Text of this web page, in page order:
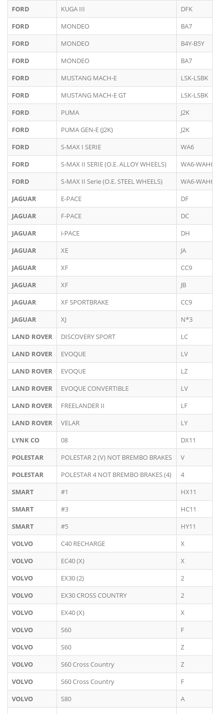
FORD
KUGA III
DFK
FORD
MONDEO
BA7
FORD
MONDEO
B4Y-B5Y
FORD
MONDEO
BA7
FORD
MUSTANG MACH-E
LSK-LSBK
FORD
MUSTANG MACH-E GT
LSK-LSBK
FORD
PUMA
J2K
FORD
PUMA GEN-E (J2K)
J2K
FORD
S-MAX I SERIE
WA6
FORD
S-MAX II SERIE (O.E. ALLOY WHEELS)
WA6-WAH6
FORD
S-MAX II Serie (O.E. STEEL WHEELS)
WA6-WAH6
JAGUAR
E-PACE
DF
JAGUAR
F-PACE
DC
JAGUAR
i-PACE
DH
JAGUAR
XE
JA
JAGUAR
XF
CC9
JAGUAR
XF
JB
JAGUAR
XF SPORTBRAKE
CC9
JAGUAR
XJ
N*3
LAND ROVER
DISCOVERY SPORT
LC
LAND ROVER
EVOQUE
LV
LAND ROVER
EVOQUE
LZ
LAND ROVER
EVOQUE CONVERTIBLE
LV
LAND ROVER
FREELANDER II
LF
LAND ROVER
VELAR
LY
LYNK CO
08
DX11
POLESTAR
POLESTAR 2 (V) NOT BREMBO BRAKES
V
POLESTAR
POLESTAR 4 NOT BREMBO BRAKES (4)
4
SMART
#1
HX11
SMART
#3
HC11
SMART
#5
HY11
VOLVO
C40 RECHARGE
X
VOLVO
EC40 (X)
X
VOLVO
EX30 (2)
2
VOLVO
EX30 CROSS COUNTRY
2
VOLVO
EX40 (X)
X
VOLVO
S60
F
VOLVO
S60
Z
VOLVO
S60 Cross Country
Z
VOLVO
S60 Cross Country
F
VOLVO
S80
A